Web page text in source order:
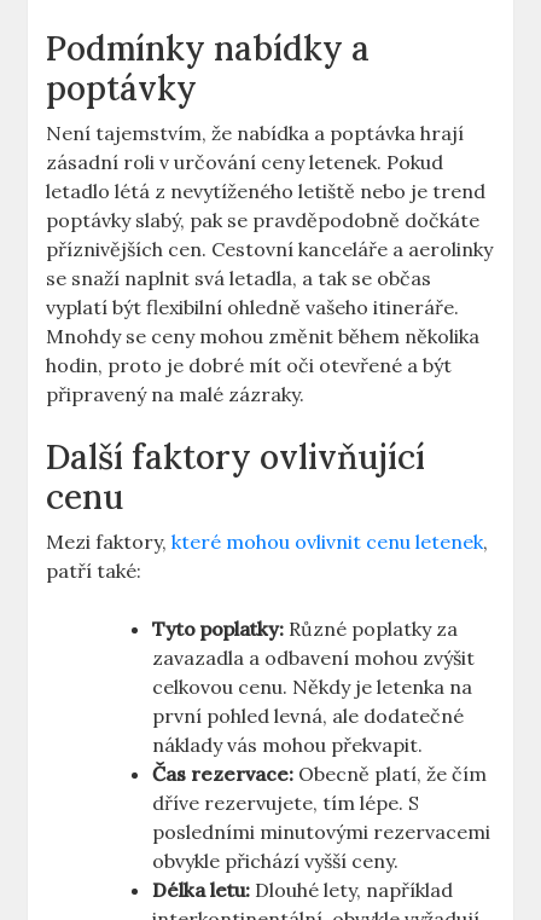
Podmínky nabídky a
poptávky
Není tajemstvím, že nabídka a poptávka hrají
zásadní roli v určování ceny letenek. Pokud
letadlo létá z nevytíženého letiště nebo je trend
poptávky slabý, pak se pravděpodobně dočkáte
příznivějších cen. Cestovní kanceláře a aerolinky
se snaží naplnit svá letadla, a tak se občas
vyplatí být flexibilní ohledně vašeho itineráře.
Mnohdy se ceny mohou změnit během několika
hodin, proto je dobré mít oči otevřené a být
připravený na malé zázraky.
Další faktory ovlivňující
cenu
Mezi faktory,které mohou ovlivnit cenu letenek,
patří také:
Tyto poplatky: Různé poplatky za
zavazadla a odbavení mohou zvýšit
celkovou cenu. Někdy je letenka na
první pohled levná, ale dodatečné
náklady vás mohou překvapit.
Čas rezervace: Obecně platí, že čím
dříve rezervujete, tím lépe. S
posledními minutovými rezervacemi
obvykle přichází vyšší ceny.
Délka letu: Dlouhé lety, například